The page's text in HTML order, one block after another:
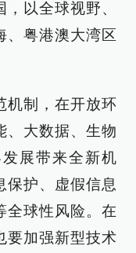
以全球视野、
、粤港澳大湾区
机制，在开放环
、大数据、生物
展带来全新机
保护、虚假信息
全球性风险。在
要加强新型技术